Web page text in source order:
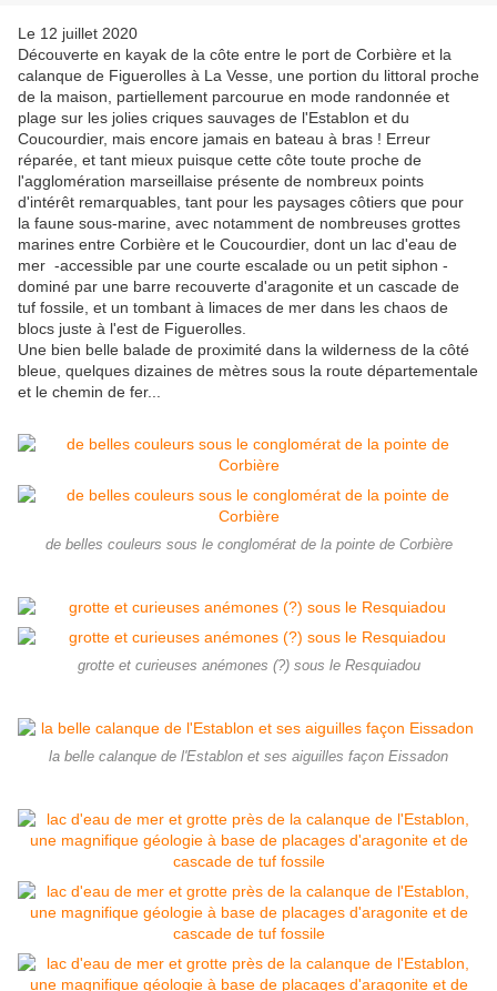
Le 12 juillet 2020
Découverte en kayak de la côte entre le port de Corbière et la
calanque de Figuerolles à La Vesse, une portion du littoral proche
de la maison, partiellement parcourue en mode randonnée et
plage sur les jolies criques sauvages de l'Establon et du
Coucourdier, mais encore jamais en bateau à bras ! Erreur
réparée, et tant mieux puisque cette côte toute proche de
l'agglomération marseillaise présente de nombreux points
d'intérêt remarquables, tant pour les paysages côtiers que pour
la faune sous-marine, avec notamment de nombreuses grottes
marines entre Corbière et le Coucourdier, dont un lac d'eau de
mer -accessible par une courte escalade ou un petit siphon -
dominé par une barre recouverte d'aragonite et un cascade de
tuf fossile, et un tombant à limaces de mer dans les chaos de
blocs juste à l'est de Figuerolles.
Une bien belle balade de proximité dans la wilderness de la côté
bleue, quelques dizaines de mètres sous la route départementale
et le chemin de fer...
de belles couleurs sous le conglomérat de la pointe de Corbière
grotte et curieuses anémones (?) sous le Resquiadou
la belle calanque de l'Establon et ses aiguilles façon Eissadon